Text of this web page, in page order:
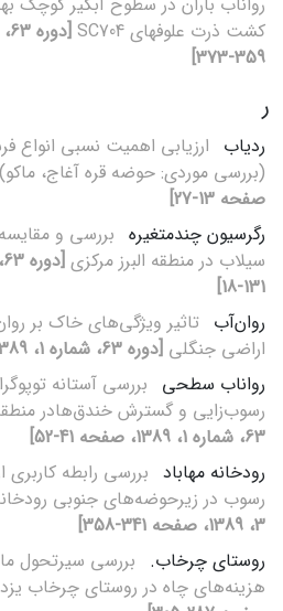
کشت ذرت علوفه‎ای SC704
359-373]
ر
ردیاب ارزیابی اهمیت نسبی انواع
(بررسی موردی: حوضه قره آغاج، ماکو)
صفحه 13-27]
رگرسیون چندمتغیره بررسی و
سیلاب در منطقه البرز مرکزی
131-18]
روان‌آب تاثیر ویژگی‌های خاک بر
اراضی جنگلی [دوره 63، شماره 1، 1389، صفحه 89-114]
رواناب سطحی بررسی آستانه
رسوب‌زایی و گسترش خندق‌هادر
63، شماره 1، 1389، صفحه 41-52]
رودخانه مهاباد بررسی رابطه
رسوب در زیرحوضه‌های جنوبی
3، 1389، صفحه 341-358]
روستای چرخاب. بررسی سیرتحول
هزینه‌های چاه در روستای چرخاب یزد